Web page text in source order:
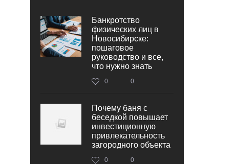
Банкротство
физических лиц в
Новосибирске:
пошаговое
руководство и все,
что нужно знать
0 0
Почему баня с
беседкой повышает
инвестиционную
привлекательность
загородного объекта
0 0